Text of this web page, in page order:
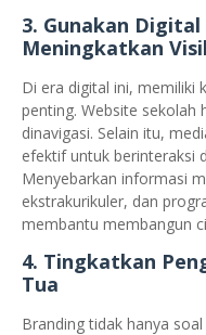
3. Gunakan
Meningkatkan
Di era digital ini, memiliki
penting. Website
dinavigasi. Selain itu,
efektif untuk berinteraksi
Menyebarkan informasi
ekstrakurikuler, dan
membantu membangun
4. Tingkatkan
Tua
Branding tidak hanya